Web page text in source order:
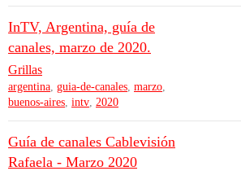
InTV, Argentina, guía de
canales, marzo de 2020.
Grillas
argentina, guia-de-canales, marzo,
buenos-aires, intv, 2020
Guía de canales Cablevisión
Rafaela - Marzo 2020